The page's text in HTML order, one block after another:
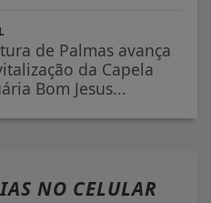
de Palmas avança
da Capela
Bom Jesus...
NO CELULAR